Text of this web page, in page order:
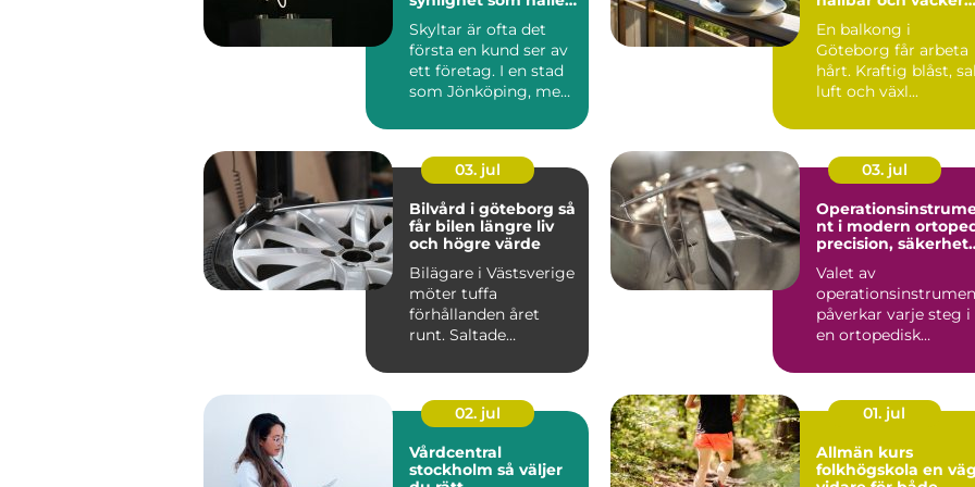
Skyltar är ofta det
första en kund ser av
ett företag. I en stad
som Jönköping, med
En balkong i
Göteborg får arbeta
hårt. Kraftig blåst,
luft och växl...
03. jul
Bilvård i göteborg så
får bilen längre liv
och högre värde
Bilägare i Västsverige
möter tuffa
förhållanden året
runt. Saltade
stora delar av ...
03. jul
nt i modern
precision, säkerhet
kvalitet
Valet av
påverkar varje steg i
en ortopedisk
hudsnitt ti...
02. jul
Vårdcentral
stockholm så väljer
01. jul
Allmän kurs
folkhögskola en väg